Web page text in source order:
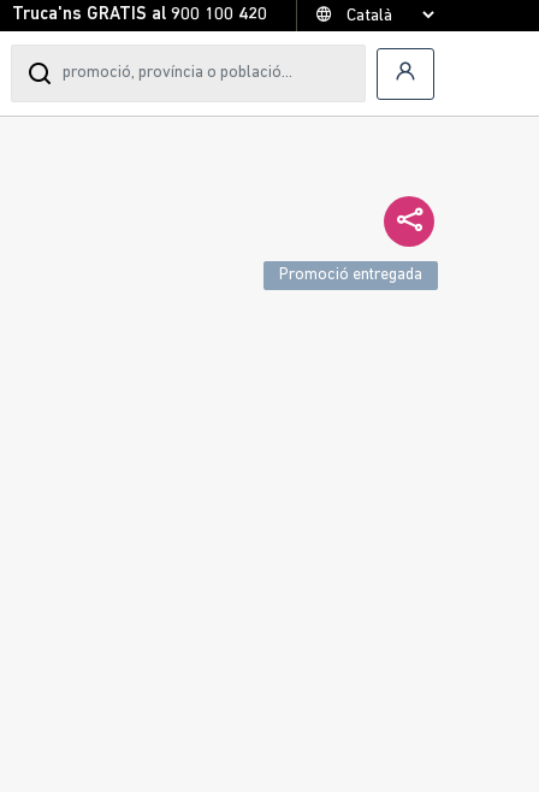
Truca'ns GRATIS al 900 100 420
Promoció entregada